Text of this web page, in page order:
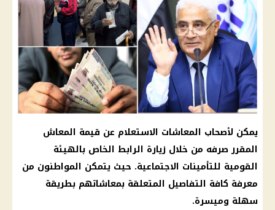
يمكن لأصحاب المعاشات الاستعلام عن قيمة المعاش
المقرر صرفه من خلال زيارة الرابط الخاص بالهيئة
القومية للتأمينات الاجتماعية. حيث يتمكن المواطنون من
معرفة كافة التفاصيل المتعلقة بمعاشاتهم بطريقة
سهلة وميسرة.